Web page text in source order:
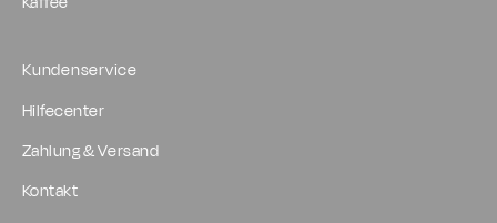
Kundenservice
Hilfecenter
Zahlung & Versand
Kontakt